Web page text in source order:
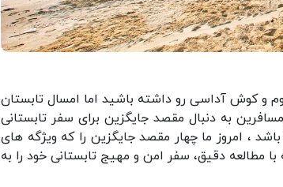
و کوش آداسی رو داشته باشید اما امسال تابستان
به دنبال مقصد جایگزین برای سفر تابستانی
، امروز ما چهار مقصد جایگزین را که ویژگه های
مطالعه دقیق، سفر امن و مهیج تابستانی خود را به